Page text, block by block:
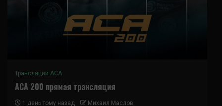
Трансляции ACA
ACA 200 прямая трансляция
1 день тому назад Михаил Маслов